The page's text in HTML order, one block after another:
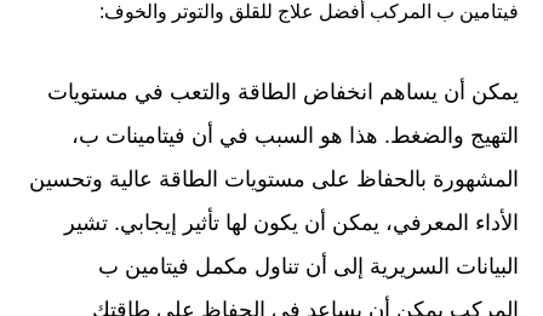
فيتامين ب المركب أفضل علاج للقلق والتوتر والخوف:
يمكن أن يساهم انخفاض الطاقة والتعب في مستويات
التهيج والضغط. هذا هو السبب في أن فيتامينات ب،
المشهورة بالحفاظ على مستويات الطاقة عالية وتحسين
الأداء المعرفي، يمكن أن يكون لها تأثير إيجابي. تشير
البيانات السريرية إلى أن تناول مكمل فيتامين ب
المركب يمكن أن يساعد في الحفاظ على طاقتك